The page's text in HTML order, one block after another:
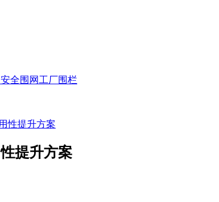
全围网 工厂围栏
性提升方案
提升方案